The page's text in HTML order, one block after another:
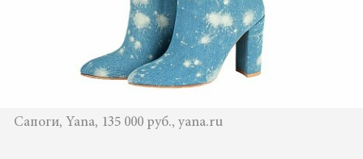
Сапоги, Yana, 135 000 руб., yana.ru